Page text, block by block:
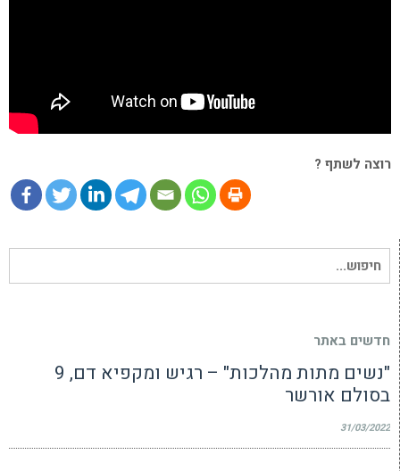
רוצה לשתף ?
חיפוש
עבור:
חדשים באתר
"נשים מתות מהלכות" – רגיש ומקפיא דם, 9
בסולם אורשר
31/03/2022